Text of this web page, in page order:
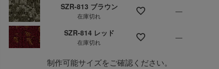
SZR-813 ブラウン
在庫切れ
—
SZR-814 レッド
在庫切れ
—
制作可能サイズをご確認ください。